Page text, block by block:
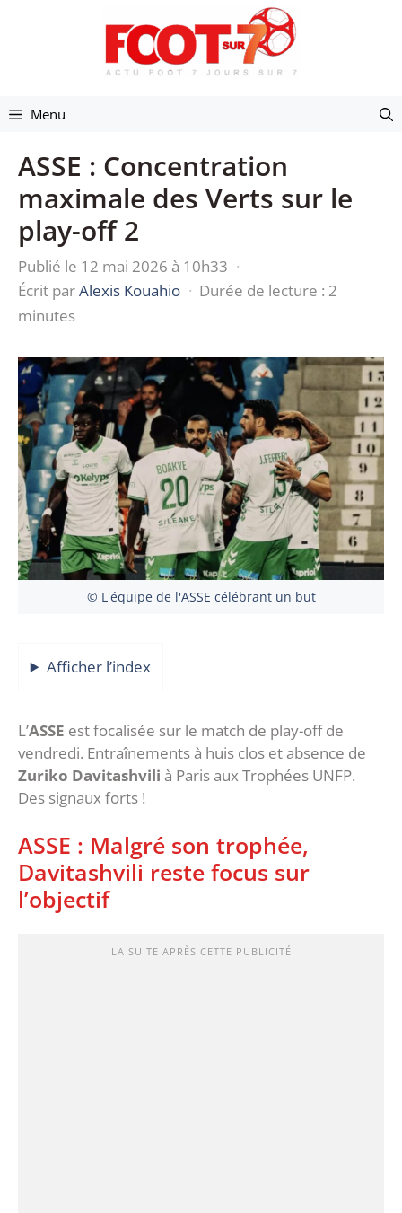
Menu
ASSE : Concentration
maximale des Verts sur le
play-off 2
Publié le 12 mai 2026 à 10h33 ·
Écrit parAlexis Kouahio · Durée de lecture : 2
minutes
© L'équipe de l'ASSE célébrant un but
Afficher l’index
L’ASSE est focalisée sur le match de play-off de
vendredi. Entraînements à huis clos et absence de
Zuriko Davitashvili à Paris aux Trophées UNFP.
Des signaux forts !
ASSE : Malgré son trophée,
Davitashvili reste focus sur
l’objectif
LA SUITE APRÈS CETTE PUBLICITÉ